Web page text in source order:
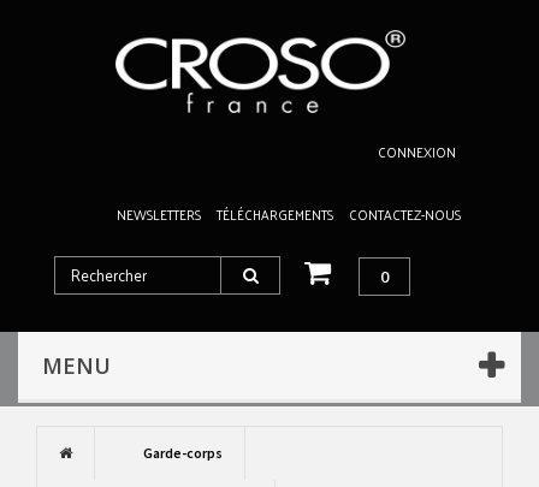
CONNEXION
NEWSLETTERS TÉLÉCHARGEMENTS CONTACTEZ-NOUS
0
MENU
Garde-corps